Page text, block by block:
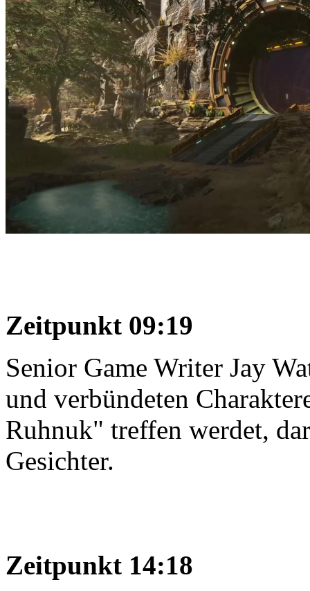
Zeitpunkt 09:19
Senior Game Writer Jay
und verbündeten
Ruhnuk" treffen werdet,
Gesichter.
Zeitpunkt 14:18